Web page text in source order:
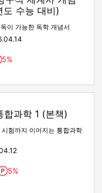
수능 대비)
이 가능한 독학 개념서
Point
5%
과학 1 (본책)
험까지 이어지는 통합과학
Point
5%